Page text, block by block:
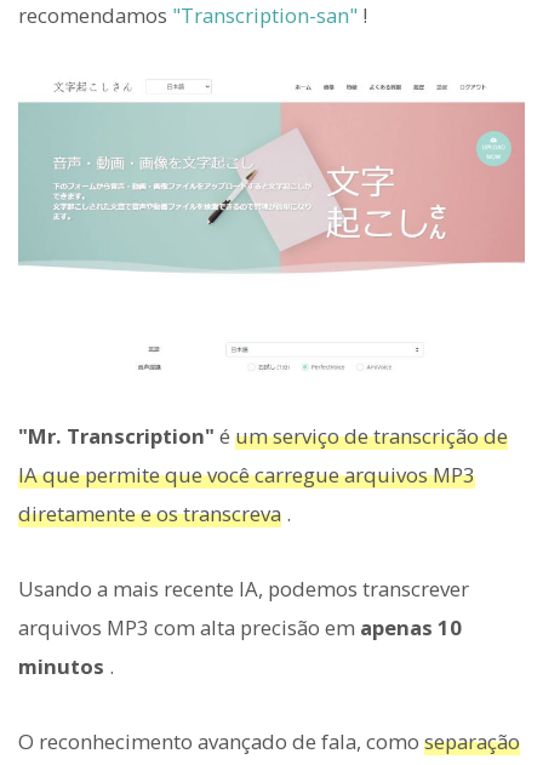
recomendamos "Transcription-san" !
"Mr. Transcription" é um serviço de transcrição de
IA que permite que você carregue arquivos MP3
diretamente e os transcreva .
Usando a mais recente IA, podemos transcrever
arquivos MP3 com alta precisão em apenas 10
minutos .
O reconhecimento avançado de fala, como separação